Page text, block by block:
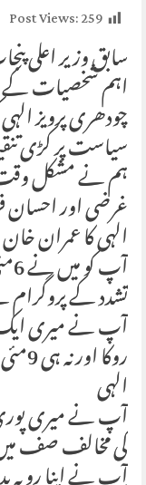
Post Views:259
سابق وزیر اعلی
اہم شخصیات کے
چودھری پرویز
سیاست پر کڑی
ہم نے مشکل
غرضی اور احسان
الہی کا عمران
تشدد کے پروگرام
آپ نے میری ایک
الہی
آپ نے میری
کی مخالف صف میں